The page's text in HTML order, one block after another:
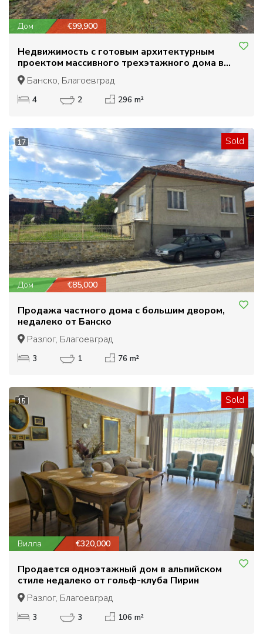
Дом €99,900
Недвижимость с готовым архитектурным
проектом массивного трехэтажного дома в
центре Банско
Банско, Благоевград
4 2 296 m²
17 Sold
Дом €85,000
Продажа частного дома с большим двором,
недалеко от Банско
Разлог, Благоевград
3 1 76 m²
15 Sold
Вилла €320,000
Продается одноэтажный дом в альпийском
стиле недалеко от гольф-клуба Пирин
Разлог, Благоевград
3 3 106 m²